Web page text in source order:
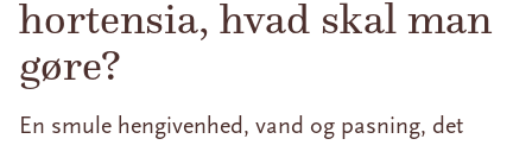
hortensia, hvad skal man
gøre?
En smule hengivenhed, vand og pasning, det